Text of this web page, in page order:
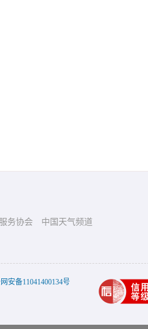
务协会 中国天气频道
安备11041400134号